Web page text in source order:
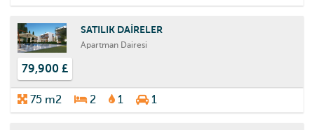
SATILIK DAİRELER
Apartman Dairesi
79,900 £
75 m2 2 1 1